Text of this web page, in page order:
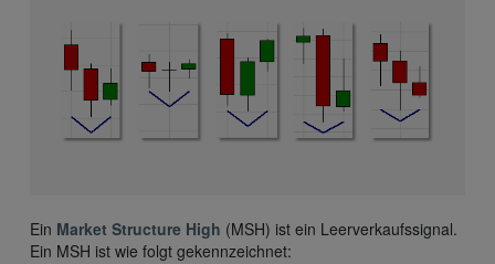
Ein Market Structure High (MSH) ist ein Leerverkaufssignal.
Ein MSH ist wie folgt gekennzeichnet: